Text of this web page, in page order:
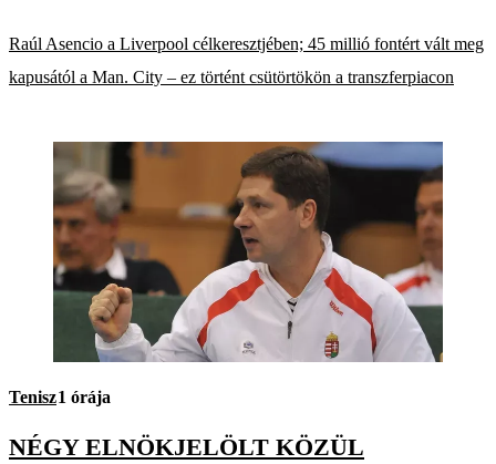
Raúl Asencio a Liverpool célkeresztjében; 45 millió fontért vált meg
kapusától a Man. City – ez történt csütörtökön a transzferpiacon
Tenisz1 órája
NÉGY ELNÖKJELÖLT KÖZÜL